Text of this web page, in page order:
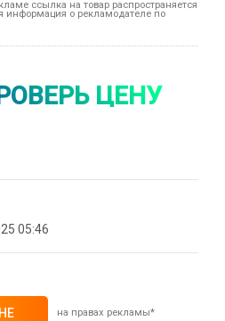
ссылка на товар распространяется
информация о рекламодателе по
ЦЕНУ
05:46
на правах рекламы*